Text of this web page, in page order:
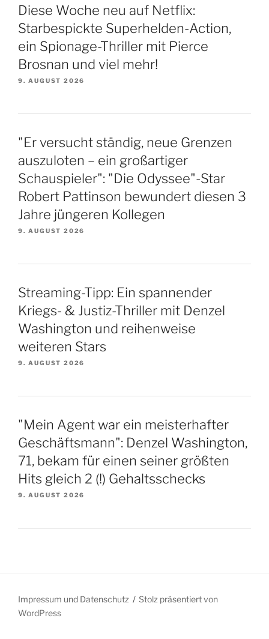
Diese Woche neu auf Netflix:
Starbespickte Superhelden-Action,
ein Spionage-Thriller mit Pierce
Brosnan und viel mehr!
9. AUGUST 2026
"Er versucht ständig, neue Grenzen
auszuloten – ein großartiger
Schauspieler": "Die Odyssee"-Star
Robert Pattinson bewundert diesen 3
Jahre jüngeren Kollegen
9. AUGUST 2026
Streaming-Tipp: Ein spannender
Kriegs- & Justiz-Thriller mit Denzel
Washington und reihenweise
weiteren Stars
9. AUGUST 2026
"Mein Agent war ein meisterhafter
Geschäftsmann": Denzel Washington,
71, bekam für einen seiner größten
Hits gleich 2 (!) Gehaltsschecks
9. AUGUST 2026
Impressum und Datenschutz
Stolz präsentiert von
WordPress